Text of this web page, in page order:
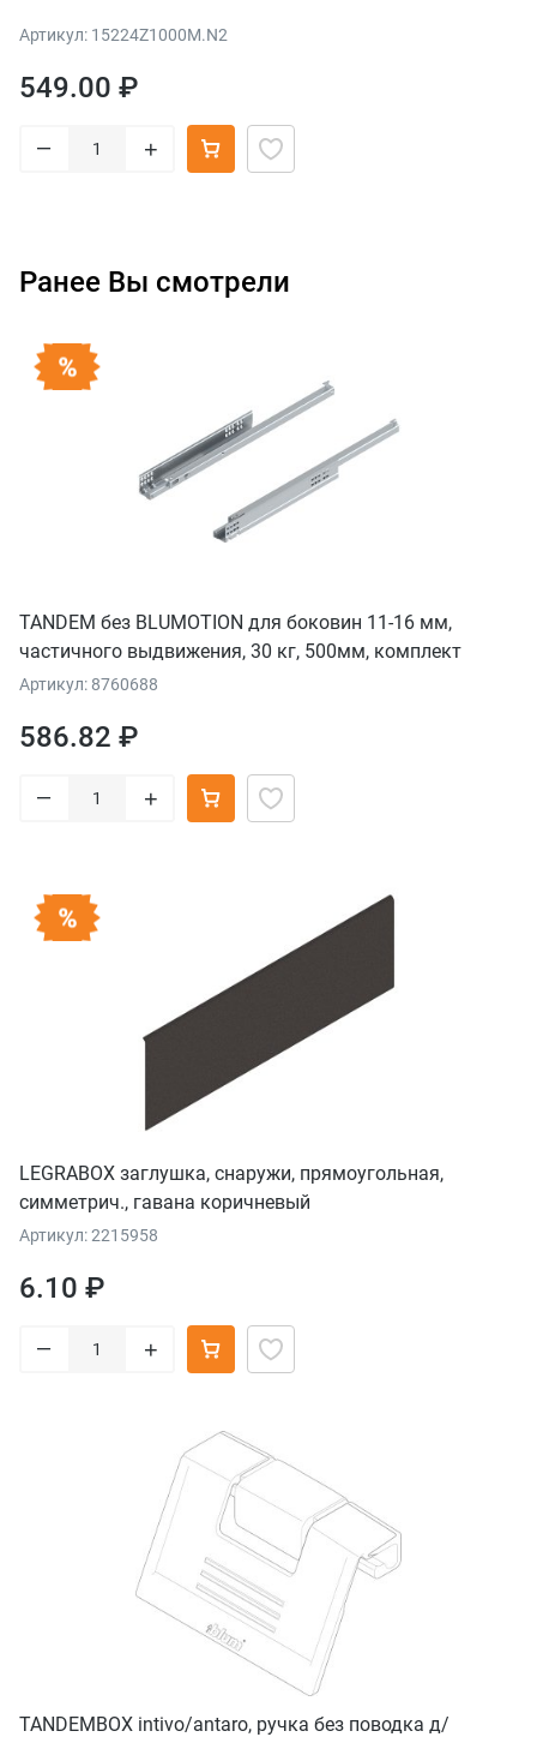
Артикул: 15224Z1000M.N2
549.00 ₽
– +
Ранее Вы смотрели
TANDEM без BLUMOTION для боковин 11-16 мм,
частичного выдвижения, 30 кг, 500мм, комплект
Артикул: 8760688
586.82 ₽
– +
LEGRABOX заглушка, снаружи, прямоугольная,
симметрич., гавана коричневый
Артикул: 2215958
6.10 ₽
– +
TANDEMBOX intivo/antaro, ручка без поводка д/